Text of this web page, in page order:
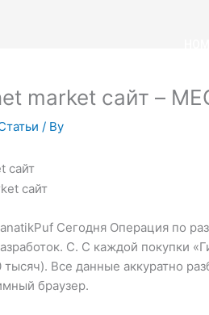
market сайт –
/ By
сайт
Сегодня Операция по
С. С каждой покупки
Все данные аккуратно
браузер.